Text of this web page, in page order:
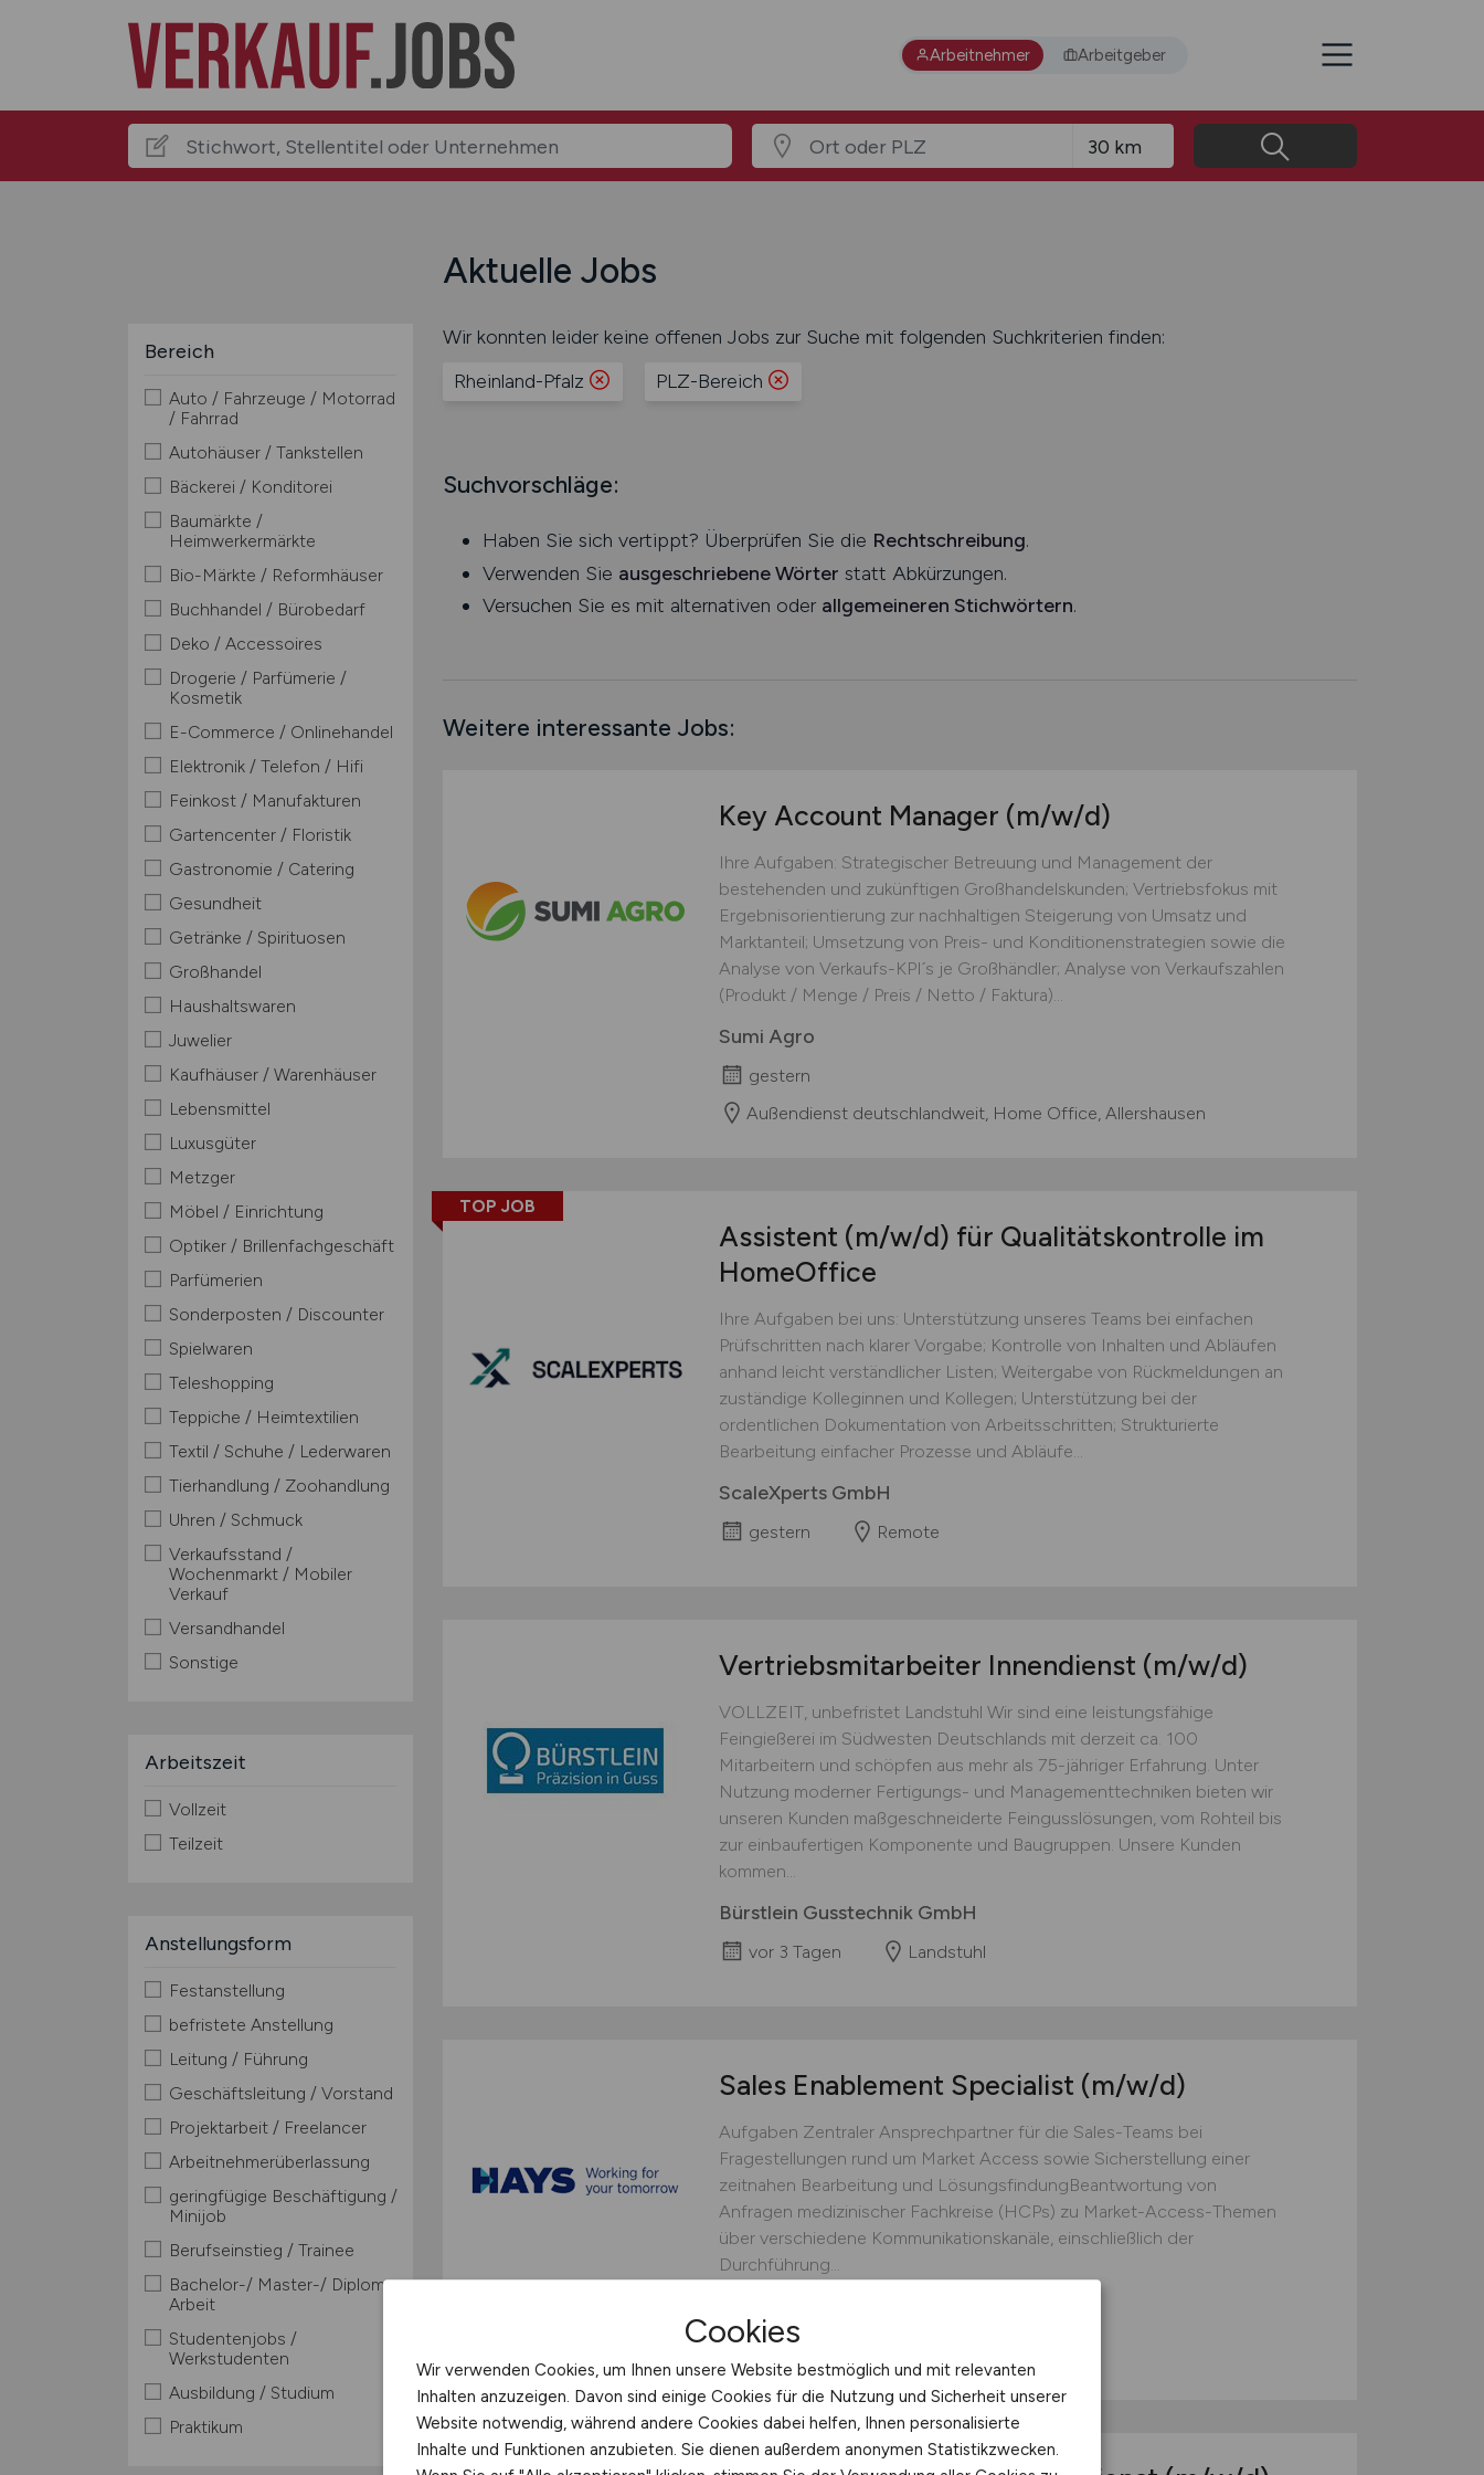
Arbeitnehmer Arbeitgeber
Aktuelle Jobs
Bereich
Auto / Fahrzeuge / Motorrad
/ Fahrrad
Autohäuser / Tankstellen
Bäckerei / Konditorei
Baumärkte /
Heimwerkermärkte
Bio-Märkte / Reformhäuser
Buchhandel / Bürobedarf
Deko / Accessoires
Drogerie / Parfümerie /
Kosmetik
E-Commerce / Onlinehandel
Elektronik / Telefon / Hifi
Feinkost / Manufakturen
Gartencenter / Floristik
Gastronomie / Catering
Gesundheit
Getränke / Spirituosen
Großhandel
Haushaltswaren
Juwelier
Kaufhäuser / Warenhäuser
Lebensmittel
Luxusgüter
Metzger
Möbel / Einrichtung
Optiker / Brillenfachgeschäft
Parfümerien
Sonderposten / Discounter
Spielwaren
Teleshopping
Teppiche / Heimtextilien
Textil / Schuhe / Lederwaren
Tierhandlung / Zoohandlung
Uhren / Schmuck
Verkaufsstand /
Wochenmarkt / Mobiler
Verkauf
Versandhandel
Sonstige
Arbeitszeit
Vollzeit
Teilzeit
Anstellungsform
Festanstellung
befristete Anstellung
Leitung / Führung
Geschäftsleitung / Vorstand
Projektarbeit / Freelancer
Arbeitnehmerüberlassung
geringfügige Beschäftigung /
Minijob
Berufseinstieg / Trainee
Bachelor-/ Master-/ Diplom-
Arbeit
Studentenjobs /
Werkstudenten
Ausbildung / Studium
Praktikum
Wir konnten leider keine offenen Jobs zur Suche mit folgenden Suchkriterien finden:
Rheinland-Pfalz
PLZ-Bereich
Suchvorschläge:
Haben Sie sich vertippt? Überprüfen Sie die Rechtschreibung.
Verwenden Sie ausgeschriebene Wörter statt Abkürzungen.
Versuchen Sie es mit alternativen oder allgemeineren Stichwörtern.
Weitere interessante Jobs:
Key Account Manager (m/w/d)
Ihre Aufgaben: Strategischer Betreuung und Management der
bestehenden und zukünftigen Großhandelskunden; Vertriebsfokus mit
Ergebnisorientierung zur nachhaltigen Steigerung von Umsatz und
Marktanteil; Umsetzung von Preis- und Konditionenstrategien sowie die
Analyse von Verkaufs-KPI´s je Großhändler; Analyse von Verkaufszahlen
(Produkt / Menge / Preis / Netto / Faktura)...
Sumi Agro
gestern
Außendienst deutschlandweit, Home Office, Allershausen
TOP JOB
Assistent (m/w/d) für Qualitätskontrolle im
HomeOffice
Ihre Aufgaben bei uns: Unterstützung unseres Teams bei einfachen
Prüfschritten nach klarer Vorgabe; Kontrolle von Inhalten und Abläufen
anhand leicht verständlicher Listen; Weitergabe von Rückmeldungen an
zuständige Kolleginnen und Kollegen; Unterstützung bei der
ordentlichen Dokumentation von Arbeitsschritten; Strukturierte
Bearbeitung einfacher Prozesse und Abläufe...
ScaleXperts GmbH
gestern Remote
Vertriebsmitarbeiter Innendienst (m/w/d)
VOLLZEIT, unbefristet Landstuhl Wir sind eine leistungsfähige
Feingießerei im Südwesten Deutschlands mit derzeit ca. 100
Mitarbeitern und schöpfen aus mehr als 75-jähriger Erfahrung. Unter
Nutzung moderner Fertigungs- und Managementtechniken bieten wir
unseren Kunden maßgeschneiderte Feingusslösungen, vom Rohteil bis
zur einbaufertigen Komponente und Baugruppen. Unsere Kunden
kommen...
Bürstlein Gusstechnik GmbH
vor 3 Tagen Landstuhl
Sales Enablement Specialist (m/w/d)
Aufgaben Zentraler Ansprechpartner für die Sales-Teams bei
Fragestellungen rund um Market Access sowie Sicherstellung einer
zeitnahen Bearbeitung und LösungsfindungBeantwortung von
Anfragen medizinischer Fachkreise (HCPs) zu Market-Access-Themen
über verschiedene Kommunikationskanäle, einschließlich der
Durchführung...
vor 3 Tagen
Cookies
Wir verwenden Cookies, um Ihnen unsere Website bestmöglich und mit relevanten
Inhalten anzuzeigen. Davon sind einige Cookies für die Nutzung und Sicherheit unserer
Website notwendig, während andere Cookies dabei helfen, Ihnen personalisierte
Inhalte und Funktionen anzubieten. Sie dienen außerdem anonymen Statistikzwecken.